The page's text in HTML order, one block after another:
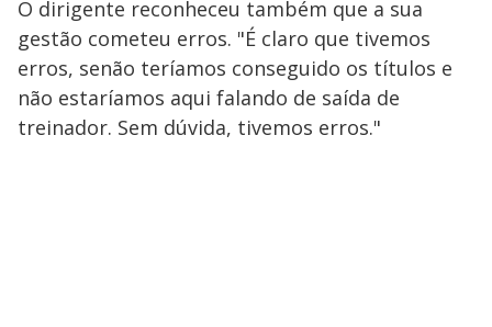
O dirigente reconheceu também que a sua
gestão cometeu erros. "É claro que tivemos
erros, senão teríamos conseguido os títulos e
não estaríamos aqui falando de saída de
treinador. Sem dúvida, tivemos erros."